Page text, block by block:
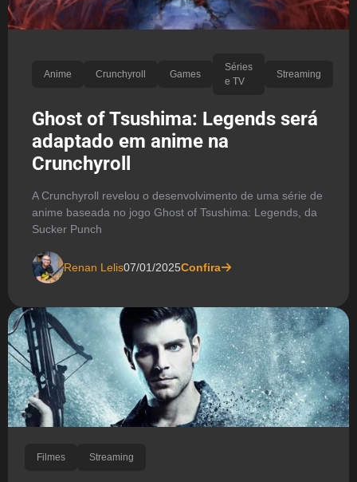
Anime Crunchyroll Games
Séries
e TV
Streaming
Ghost of Tsushima: Legends será
adaptado em anime na
Crunchyroll
A Crunchyroll revelou o desenvolvimento de uma série de
anime baseada no jogo Ghost of Tsushima: Legends, da
Sucker Punch
Renan Lelis07/01/2025Confira
Filmes Streaming